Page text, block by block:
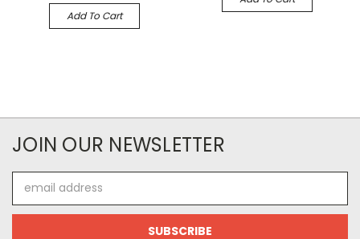
Add To Cart
JOIN OUR NEWSLETTER
Address